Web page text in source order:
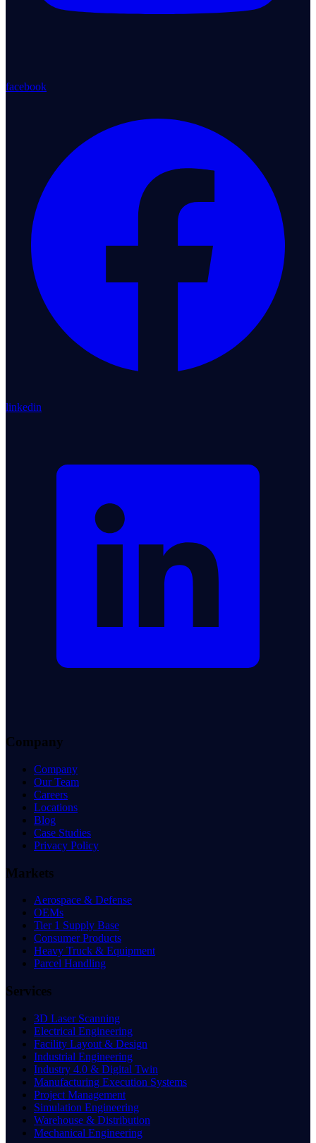
facebook
linkedin
Company
Company
Our Team
Careers
Locations
Blog
Case Studies
Privacy Policy
Markets
Aerospace & Defense
OEMs
Tier 1 Supply Base
Consumer Products
Heavy Truck & Equipment
Parcel Handling
Services
3D Laser Scanning
Electrical Engineering
Facility Layout & Design
Industrial Engineering
Industry 4.0 & Digital Twin
Manufacturing Execution Systems
Project Management
Simulation Engineering
Warehouse & Distribution
Mechanical Engineering